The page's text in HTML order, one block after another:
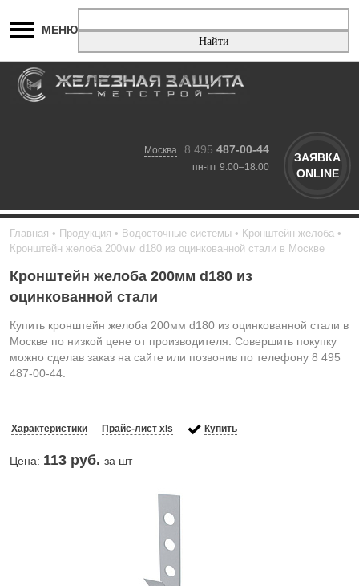
МЕНЮ
Москва 8 495 487-00-44
пн-пт 9:00–18:00
ЗАЯВКА
ONLINE
Главная Продукция Водосточные системы
Кронштейн желоба
Кронштейн желоба 200мм d180 из оцинкованной стали в Москве
Кронштейн желоба 200мм d180 из
оцинкованной стали
Купить кронштейн желоба 200мм d180 из оцинкованной стали в
Москве по низкой цене от производителя. Совершить покупку
можно сделав заказ на сайте или позвонив по телефону 8 495
487-00-44.
Характеристики Прайс-лист xls Купить
Цена: 113 руб. за шт